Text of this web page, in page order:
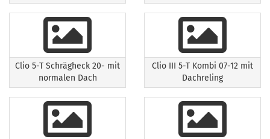
Clio 5-T Schrägheck 20- mit
normalen Dach
Clio III 5-T Kombi 07-12 mit
Dachreling